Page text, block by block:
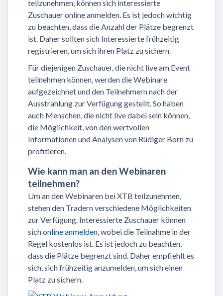
teilzunehmen, können sich interessierte
Zuschauer online anmelden. Es ist jedoch wichtig
zu beachten, dass die Anzahl der Plätze begrenzt
ist. Daher sollten sich Interessierte frühzeitig
registrieren, um sich ihren Platz zu sichern.
Für diejenigen Zuschauer, die nicht live am Event
teilnehmen können, werden die Webinare
aufgezeichnet und den Teilnehmern nach der
Ausstrahlung zur Verfügung gestellt. So haben
auch Menschen, die nicht live dabei sein können,
die Möglichkeit, von den wertvollen
Informationen und Analysen von Rüdiger Born zu
profitieren.
Wie kann man an den Webinaren
teilnehmen?
Um an den Webinaren bei XTB teilzunehmen,
stehen den Tradern verschiedene Möglichkeiten
zur Verfügung. Interessierte Zuschauer können
sichonline anmelden , wobei die Teilnahme in der
Regel kostenlos ist. Es ist jedoch zu beachten,
dass die Plätze begrenzt sind. Daher empfiehlt es
sich, sich frühzeitig anzumelden, um sich einen
Platz zu sichern.